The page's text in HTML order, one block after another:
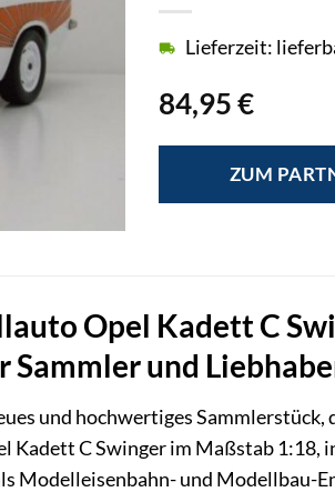
84,95€
Lieferzeit:
ZUM
Opel Kadett C
und
und hochwertiges
Kadett C Swinger im Maßstab
Modelleisenbahn- und